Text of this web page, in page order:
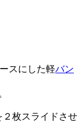
スにした軽バン
枚スライドさせ